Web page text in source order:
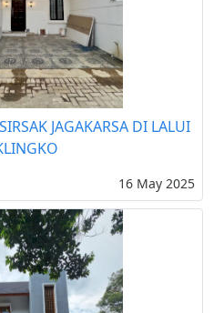
JAGAKARSA DI LALUI
16 May 2025